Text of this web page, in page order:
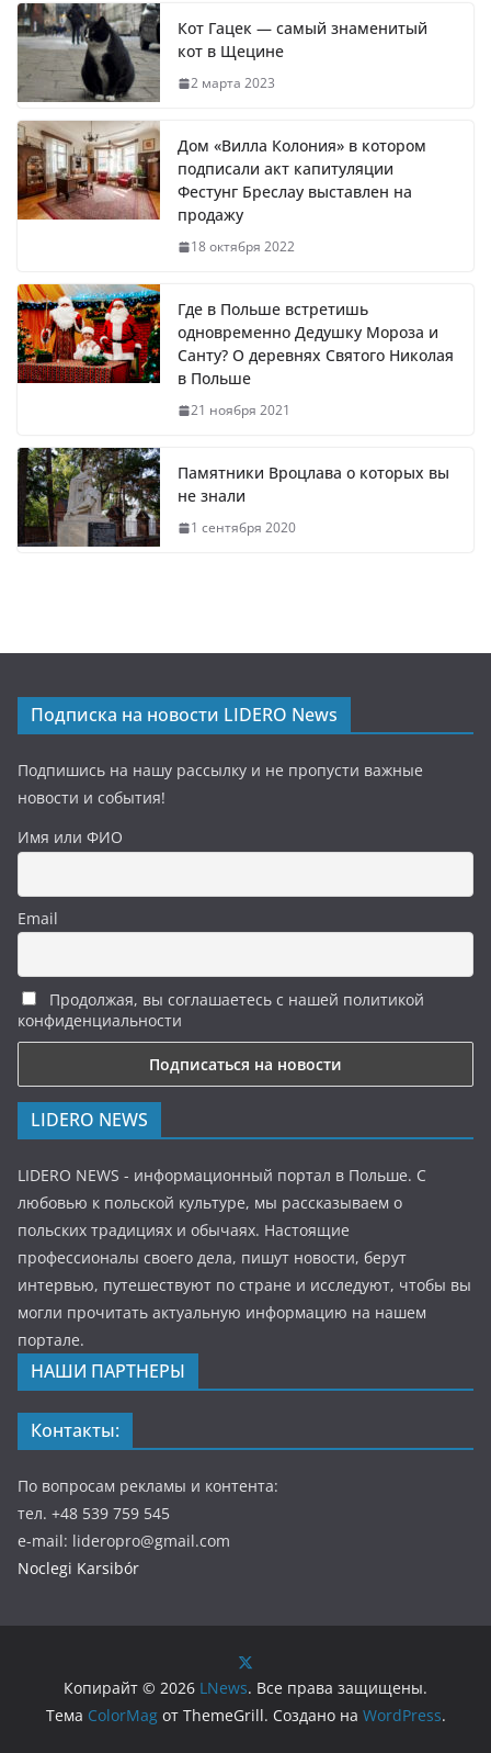
Кот Гацек — самый знаменитый
кот в Щецине
2 марта 2023
Дом «Вилла Колония» в котором
подписали акт капитуляции
Фестунг Бреслау выставлен на
продажу
18 октября 2022
Где в Польше встретишь
одновременно Дедушку Мороза и
Санту? О деревнях Святого Николая
в Польше
21 ноября 2021
Памятники Вроцлава о которых вы
не знали
1 сентября 2020
Подписка на новости LIDERO News
Подпишись на нашу рассылку и не пропусти важные
новости и события!
Имя или ФИО
Email
Продолжая, вы соглашаетесь с нашей политикой
конфиденциальности
LIDERO NEWS
LIDERO NEWS - информационный портал в Польше. С
любовью к польской культуре, мы рассказываем о
польских традициях и обычаях. Настоящие
профессионалы своего дела, пишут новости, берут
интервью, путешествуют по стране и исследуют, чтобы вы
могли прочитать актуальную информацию на нашем
портале.
НАШИ ПАРТНЕРЫ
Контакты:
По вопросам рекламы и контента:
тел. +48 539 759 545
e-mail: lideropro@gmail.com
Noclegi Karsibór
Копирайт © 2026 LNews. Все права защищены.
Тема ColorMagот ThemeGrill. Создано на WordPress.